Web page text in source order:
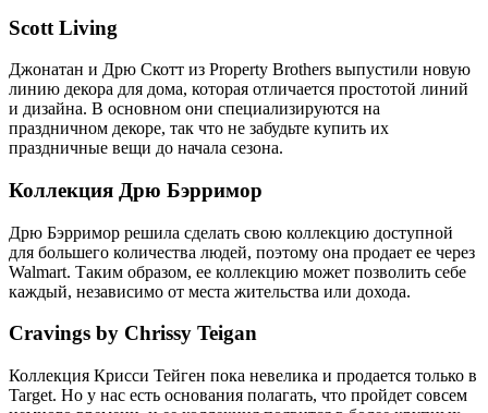
Scott Living
Джонатан и Дрю Скотт из Property Brothers выпустили новую
линию декора для дома, которая отличается простотой линий
и дизайна. В основном они специализируются на
праздничном декоре, так что не забудьте купить их
праздничные вещи до начала сезона.
Коллекция Дрю Бэрримор
Дрю Бэрримор решила сделать свою коллекцию доступной
для большего количества людей, поэтому она продает ее через
Walmart. Таким образом, ее коллекцию может позволить себе
каждый, независимо от места жительства или дохода.
Cravings by Chrissy Teigan
Коллекция Крисси Тейген пока невелика и продается только в
Target. Но у нас есть основания полагать, что пройдет совсем